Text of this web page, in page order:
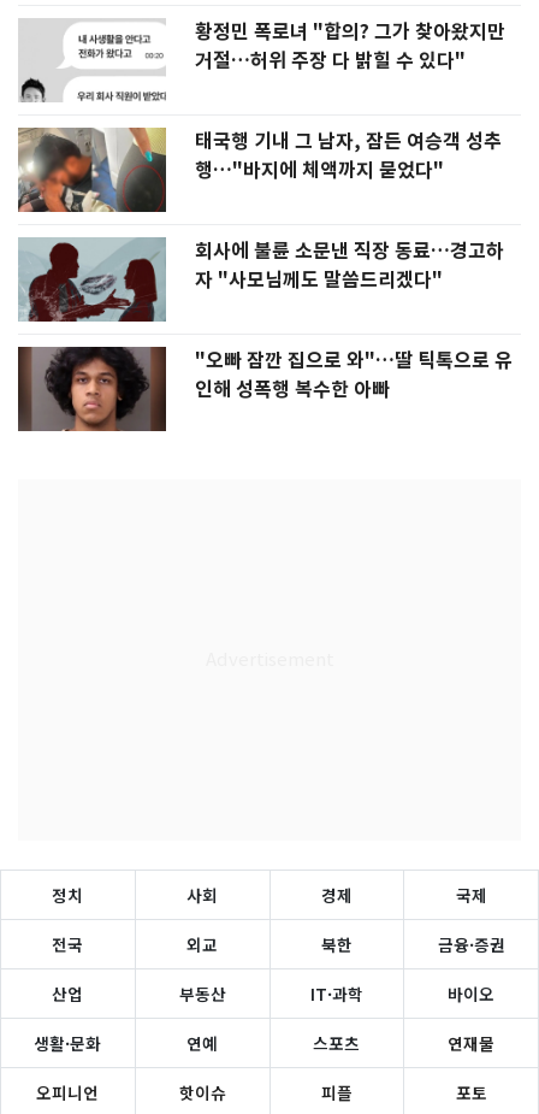
황정민 폭로녀 "합의? 그가 찾아왔지만
거절…허위 주장 다 밝힐 수 있다"
태국행 기내 그 남자, 잠든 여승객 성추
행…"바지에 체액까지 묻었다"
회사에 불륜 소문낸 직장 동료…경고하
자 "사모님께도 말씀드리겠다"
"오빠 잠깐 집으로 와"…딸 틱톡으로 유
인해 성폭행 복수한 아빠
정치 사회 경제 국제
전국 외교 북한 금융·증권
산업 부동산 IT·과학 바이오
생활·문화 연예 스포츠 연재물
오피니언 핫이슈 피플 포토